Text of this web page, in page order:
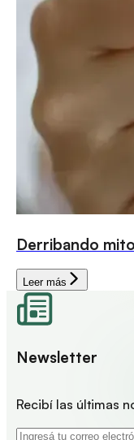
Derribando
Leer más
Newsletter
Recibí las últimas